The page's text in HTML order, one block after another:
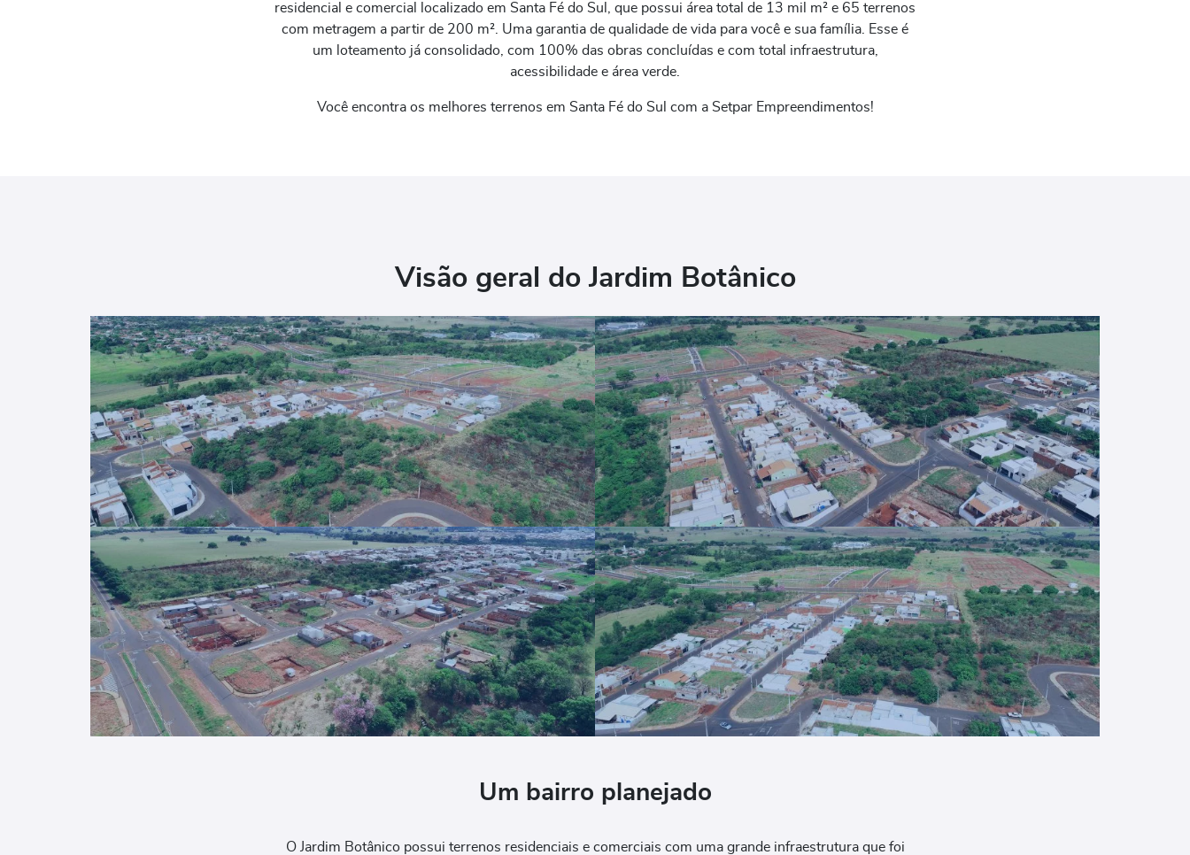
residencial e comercial localizado em Santa Fé do Sul, que possui área total de 13 mil m² e 65 terrenos
com metragem a partir de 200 m². Uma garantia de qualidade de vida para você e sua família. Esse é
um loteamento já consolidado, com 100% das obras concluídas e com total infraestrutura,
acessibilidade e área verde.
Você encontra os melhores terrenos em Santa Fé do Sul com a Setpar Empreendimentos!
Visão geral do Jardim Botânico
Um bairro planejado
O Jardim Botânico possui terrenos residenciais e comerciais com uma grande infraestrutura que foi